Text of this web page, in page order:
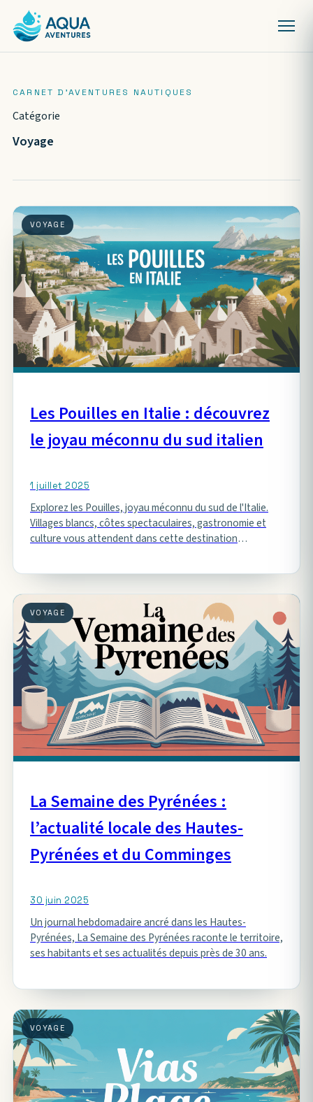
Catégorie
Voyage
VOYAGE
Les Pouilles en Italie : découvrez
le joyau méconnu du sud italien
1 juillet 2025
Explorez les Pouilles, joyau méconnu du sud de l'Italie.
Villages blancs, côtes spectaculaires, gastronomie et
culture vous attendent dans cette destination
VOYAGE
La Semaine des Pyrénées :
l’actualité locale des Hautes-
Pyrénées et du Comminges
30 juin 2025
Un journal hebdomadaire ancré dans les Hautes-
Pyrénées, La Semaine des Pyrénées raconte le territoire,
ses habitants et ses actualités depuis près de 30 ans.
VOYAGE